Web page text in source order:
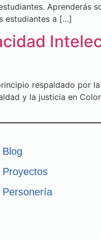
Aprenderás
estudiantes a […]
respaldado por
y la justicia en
Blog
Proyectos
Personería